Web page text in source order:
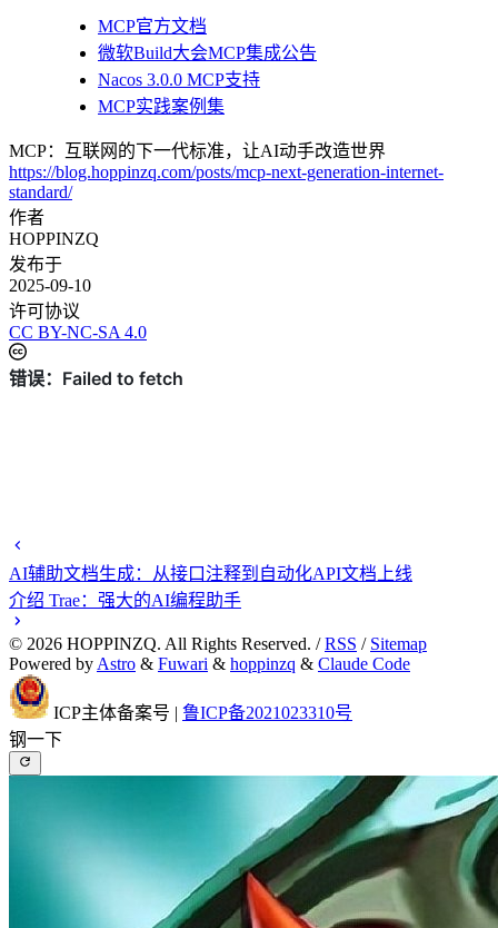
MCP官方文档
微软Build大会MCP集成公告
Nacos 3.0.0 MCP支持
MCP实践案例集
MCP：互联网的下一代标准，让AI动手改造世界
https://blog.hoppinzq.com/posts/mcp-next-generation-internet-
standard/
作者
HOPPINZQ
发布于
2025-09-10
许可协议
CC BY-NC-SA 4.0
AI辅助文档生成：从接口注释到自动化API文档上线
介绍 Trae：强大的AI编程助手
© 2026 HOPPINZQ. All Rights Reserved. /RSS / Sitemap
Powered by Astro & Fuwari & hoppinzq & Claude Code
ICP主体备案号 | 鲁ICP备2021023310号
钢一下